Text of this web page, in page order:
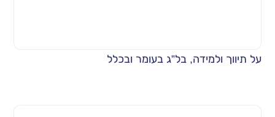
על תיווך ולמידה, בל”ג בעומר ובכלל